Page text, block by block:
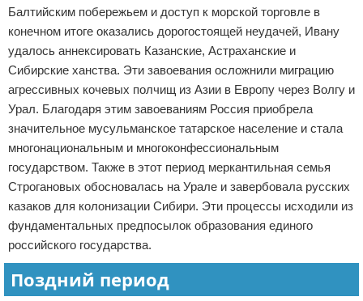
Балтийским побережьем и доступ к морской торговле в
конечном итоге оказались дорогостоящей неудачей, Ивану
удалось аннексировать Казанские, Астраханские и
Сибирские ханства. Эти завоевания осложнили миграцию
агрессивных кочевых полчищ из Азии в Европу через Волгу и
Урал. Благодаря этим завоеваниям Россия приобрела
значительное мусульманское татарское население и стала
многонациональным и многоконфессиональным
государством. Также в этот период меркантильная семья
Строгановых обосновалась на Урале и завербовала русских
казаков для колонизации Сибири. Эти процессы исходили из
фундаментальных предпосылок образования единого
российского государства.
Поздний период